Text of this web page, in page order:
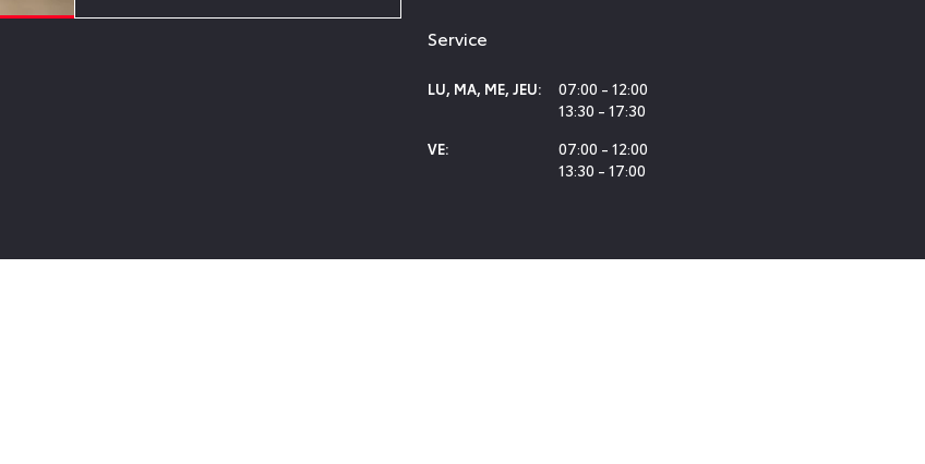
Service
LU, MA, ME, JEU:
07:00 - 12:00
13:30 - 17:30
VE:
07:00 - 12:00
13:30 - 17:00